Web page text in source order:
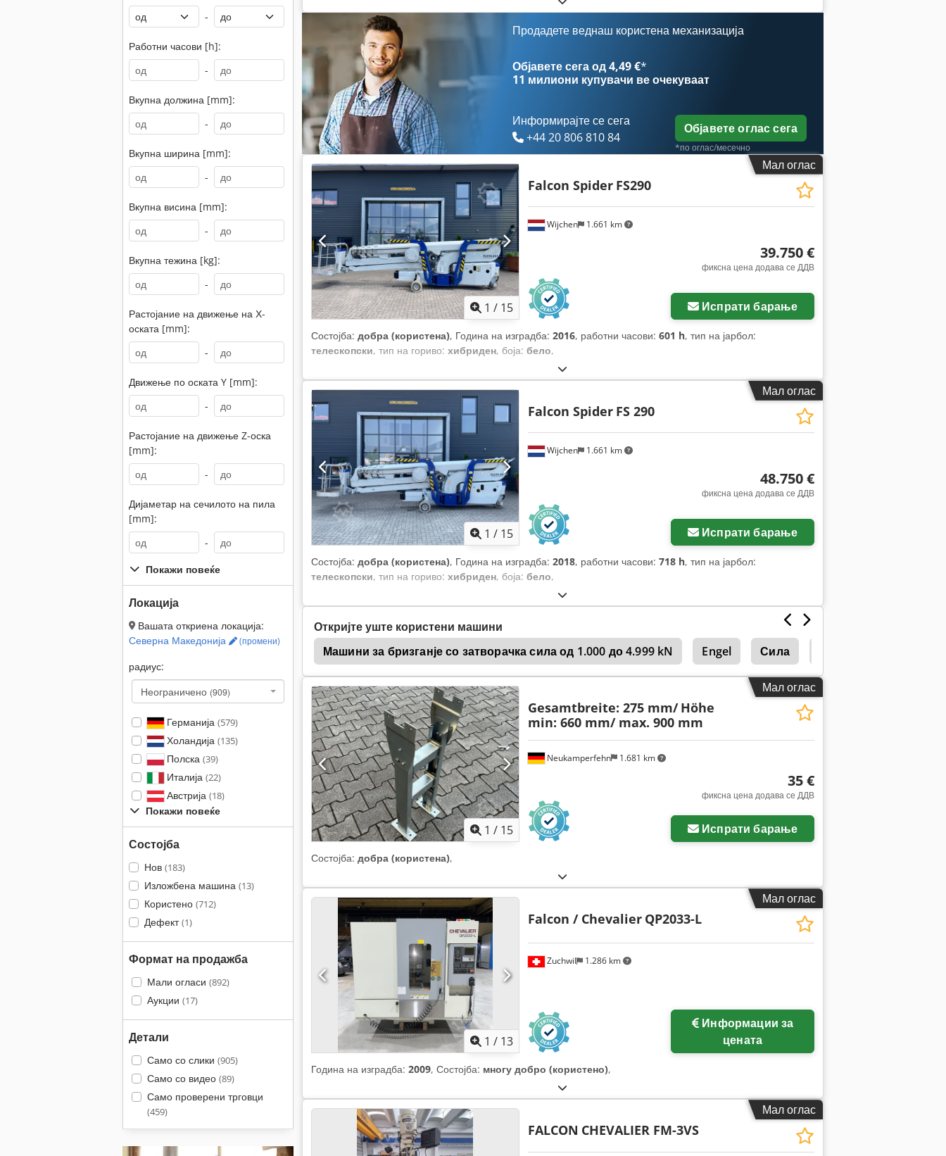
-
Работни часови [h]:
-
Вкупна должина [mm]:
-
Вкупна ширина [mm]:
-
Вкупна висина [mm]:
-
Вкупна тежина [kg]:
-
Растојание на движење на Х-
оската [mm]:
-
Движење по оската Y [mm]:
-
Растојание на движење Z-оска
[mm]:
-
Дијаметар на сечилото на пила
[mm]:
-
Покажи повеќе
Локација
Вашата откриена локација:
Северна Македонија
(промени)
радиус:
Неограничено (909)
Германија (579)
Холандија (135)
Полска (39)
Италија (22)
Австрија (18)
Покажи повеќе
Состојба
Нов (183)
Изложбена машина (13)
Користено (712)
Дефект(1)
Формат на продажба
Мали огласи (892)
Аукции (17)
Детали
Само со слики (905)
Само со видео (89)
Само проверени трговци
(459)
Продадете веднаш користена механизација
Објавете сега од 4,49 €*
11 милиони купувачи ве очекуваат
Информирајте се сега
+44 20 806 810 84
Објавете оглас сега
*по оглас/месечно
Мал оглас
1 / 15
Wijchen 1.661 km
Falcon Spider FS290
39.750 €
фиксна цена додава се ДДВ
Испрати барање
Состојба: добра (користена), Година на изградба: 2016, работни часови: 601 h, тип на јарбол:
телескопски, тип на гориво: хибриден, боја: бело,
Мал оглас
1 / 15
Wijchen 1.661 km
Falcon Spider FS 290
48.750 €
фиксна цена додава се ДДВ
Испрати барање
Состојба: добра (користена), Година на изградба: 2018, работни часови: 718 h, тип на јарбол:
телескопски, тип на гориво: хибриден, боја: бело,
Откријте уште користени машини
Машини за бризганје со затворачка сила од 1.000 до 4.999 kN
Engel Сила
Сечеше Лекарско Сечило
Мал оглас
1 / 15
Neukamperfehn 1.681 km
Gesamtbreite: 275 mm/ Höhe
min: 660 mm/ max. 900 mm
35 €
фиксна цена додава се ДДВ
Испрати барање
Состојба: добра (користена),
Мал оглас
1 / 13
Zuchwil 1.286 km
Falcon / Chevalier QP2033-L
цената
Година на изградба: 2009, Состојба: многу добро (користено),
Мал оглас
FALCON CHEVALIER FM-3VS